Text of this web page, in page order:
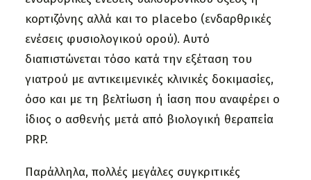
κορτιζόνης αλλά και το placebo (ενδαρθρικές
ενέσεις φυσιολογικού ορού). Αυτό
διαπιστώνεται τόσο κατά την εξέταση του
γιατρού με αντικειμενικές κλινικές δοκιμασίες,
όσο και με τη βελτίωση ή ίαση που αναφέρει ο
ίδιος ο ασθενής μετά από βιολογική θεραπεία
PRP.
Παράλληλα, πολλές μεγάλες συγκριτικές